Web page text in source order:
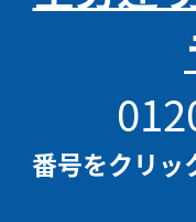
番号をクリッ